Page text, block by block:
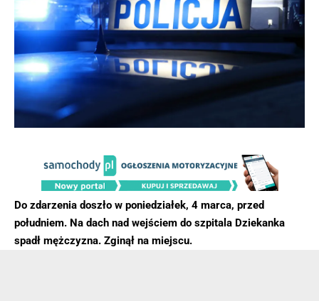
Do zdarzenia doszło w poniedziałek, 4 marca, przed
południem. Na dach nad wejściem do szpitala Dziekanka
spadł mężczyzna. Zginął na miejscu.